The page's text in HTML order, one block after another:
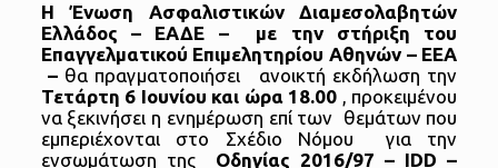
Η Ένωση Ασφαλιστικών Διαμεσολαβητών
Ελλάδος – ΕΑΔΕ – με την στήριξη του
Επαγγελματικού Επιμελητηρίου Αθηνών – ΕΕΑ
– θα πραγματοποιήσει ανοικτή εκδήλωση την
Τετάρτη 6 Ιουνίου και ώρα 18.00 , προκειμένου
να ξεκινήσει η ενημέρωση επί των θεμάτων που
εμπεριέχονται στο Σχέδιο Νόμου για την
ενσωμάτωση της Οδηγίας 2016/97 – IDD –